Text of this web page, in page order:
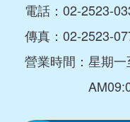
電話： 02-2523-
傳真：02-2523-
營業時間：星期